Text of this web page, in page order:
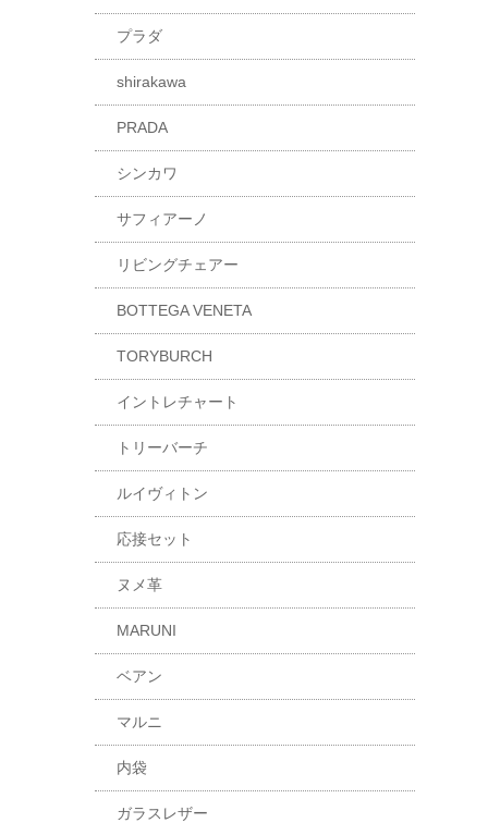
プラダ
shirakawa
PRADA
シンカワ
サフィアーノ
リビングチェアー
BOTTEGA VENETA
TORYBURCH
イントレチャート
トリーバーチ
ルイヴィトン
応接セット
ヌメ革
MARUNI
ベアン
マルニ
内袋
ガラスレザー